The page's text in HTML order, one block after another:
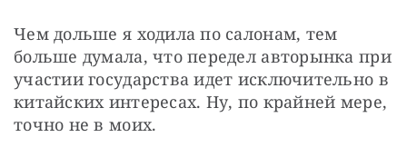
Чем дольше я ходила по салонам, тем
больше думала, что передел авторынка при
участии государства идет исключительно в
китайских интересах. Ну, по крайней мере,
точно не в моих.